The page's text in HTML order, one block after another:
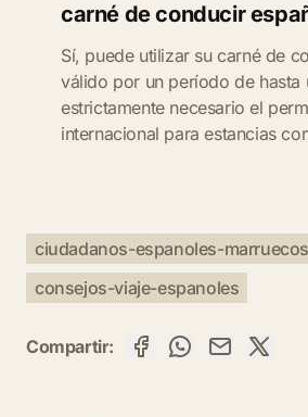
carné de conducir
Sí, puede utilizar su carné de
válido por un período de hasta
estrictamente necesario el
internacional para estancias
ciudadanos-espanoles-marruecos
consejos-viaje-espanoles
Compartir: